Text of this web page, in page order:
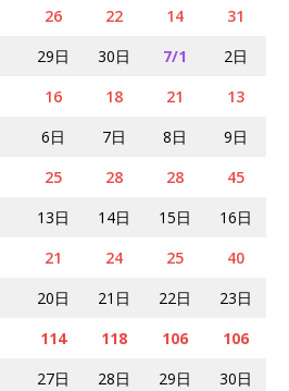
26 22 14
31
29日 30日 7/1
2日
16 18 21
13
6日 7日 8日
9日
25 28 28
45
13日 14日 15日
16日
21 24 25
40
20日 21日 22日
23日
114 118 106
106
27日 28日 29日
30日